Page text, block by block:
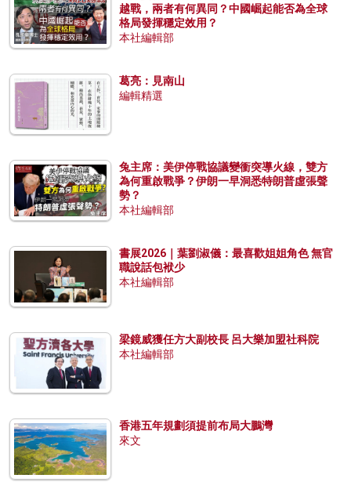
越戰，兩者有何異同？中國崛起能否為全球
格局發揮穩定效用？
本社編輯部
葛亮：見南山
編輯精選
兔主席：美伊停戰協議變衝突導火線，雙方
為何重啟戰爭？伊朗一早洞悉特朗普虛張聲
勢？
本社編輯部
書展2026｜葉劉淑儀：最喜歡姐姐角色 無官
職說話包袱少
本社編輯部
梁鏡威獲任方大副校長 呂大樂加盟社科院
本社編輯部
香港五年規劃須提前布局大鵬灣
來文